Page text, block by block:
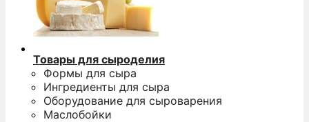
Товары для сыроделия
Формы для сыра
Ингредиенты для сыра
Оборудование для сыроварения
Маслобойки